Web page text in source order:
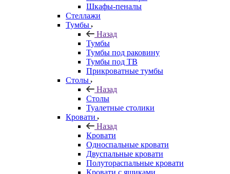
Шкафы-пеналы
Стеллажи
Тумбы
Назад
Тумбы
Тумбы под раковину
Тумбы под ТВ
Прикроватные тумбы
Столы
Назад
Столы
Туалетные столики
Кровати
Назад
Кровати
Односпальные кровати
Двуспальные кровати
Полутораспальные кровати
Кровати с ящиками